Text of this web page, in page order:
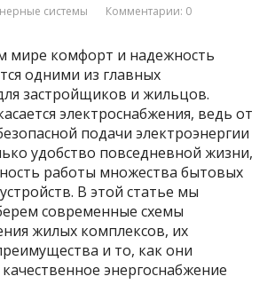
системы Комментарии: 0
мире комфорт и надежность
одними из главных
застройщиков и жильцов.
электроснабжения, ведь от
подачи электроэнергии
удобство повседневной жизни,
работы множества бытовых
В этой статье мы
современные схемы
жилых комплексов, их
и то, как они
энергоснабжение